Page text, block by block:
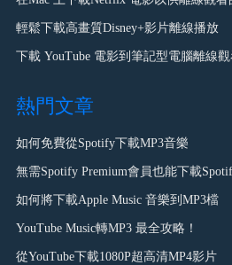
輕鬆下載高畫質Disney+影片離線播放
下載 YouTube 電影到筆記型電腦離線
熱門文章
如何免費從Spotify下載MP3音樂
無需Spotify Premium會員也能下載
如何將下載Apple Music 音樂到MP3檔
YouTube Music轉MP3 最全攻略！
從YouTube下載1080P超高清MP4影片